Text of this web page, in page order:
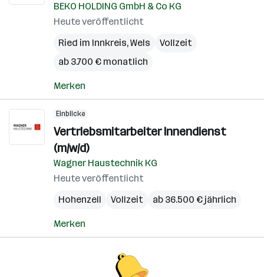
BEKO HOLDING GmbH & Co KG
Heute veröffentlicht
Ried im Innkreis,Wels
Vollzeit
ab 3.700 € monatlich
Merken
Einblicke
Vertriebsmitarbeiter Innendienst
(m/w/d)
Wagner Haustechnik KG
Heute veröffentlicht
Hohenzell
Vollzeit ab 36.500 € jährlich
Merken